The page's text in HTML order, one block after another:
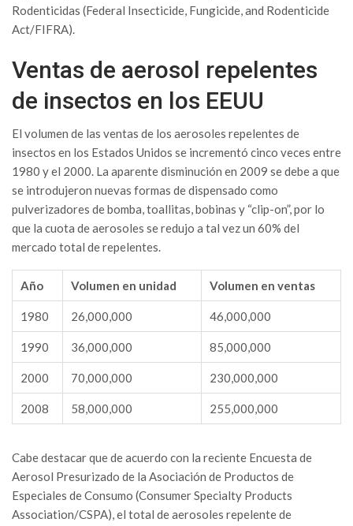
Rodenticidas (Federal Insecticide, Fungicide, and Rodenticide
Act/FIFRA).
Ventas de aerosol repelentes
de insectos en los EEUU
El volumen de las ventas de los aerosoles repelentes de
insectos en los Estados Unidos se incrementó cinco veces entre
1980 y el 2000. La aparente disminución en 2009 se debe a que
se introdujeron nuevas formas de dispensado como
pulverizadores de bomba, toallitas, bobinas y “clip-on”, por lo
que la cuota de aerosoles se redujo a tal vez un 60% del
mercado total de repelentes.
Año Volumen en unidad Volumen en ventas
1980 26,000,000 46,000,000
1990 36,000,000 85,000,000
2000 70,000,000 230,000,000
2008 58,000,000 255,000,000
Cabe destacar que de acuerdo con la reciente Encuesta de
Aerosol Presurizado de la Asociación de Productos de
Especiales de Consumo (Consumer Specialty Products
Association/CSPA), el total de aerosoles repelente de